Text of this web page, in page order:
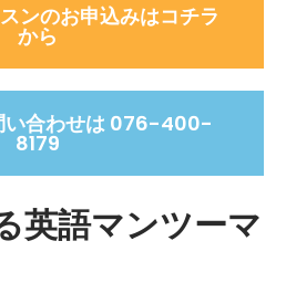
ンのお申込みはコチラ
から
い合わせは 076-400-
8179
英語マンツーマ